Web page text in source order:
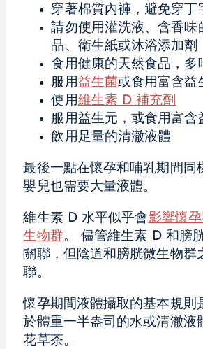
穿著棉質內褲，避免穿丁
請勿使用灌洗液、含香味
品、衛生紙或沐浴添加劑
食用健康的天然食品，多
服用益生菌或食用富含益
使用維生素 D 補充劑
服用益生元，或食用富含
飲用足量的清澈液體
最後一點在懷孕和哺乳期間同
嬰兒也需要大量液體。
維生素 D 水平似乎會影響懷
生物群。 儘管維生素 D 和膀
關聯，但陰道和膀胱微生物群
聯。
懷孕期間液體攝取的基本規則
於體重一半盎司的水或清澈液
花草茶。